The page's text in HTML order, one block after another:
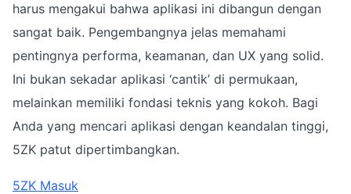
harus mengakui bahwa aplikasi ini dibangun dengan
sangat baik. Pengembangnya jelas memahami
pentingnya performa, keamanan, dan UX yang solid.
Ini bukan sekadar aplikasi ‘cantik’ di permukaan,
melainkan memiliki fondasi teknis yang kokoh. Bagi
Anda yang mencari aplikasi dengan keandalan tinggi,
5ZK patut dipertimbangkan.
5ZK Masuk